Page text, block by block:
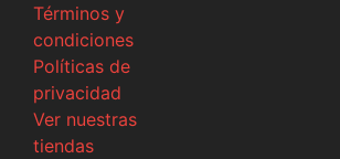
Términos y
condiciones
Políticas de
privacidad
Ver nuestras
tiendas